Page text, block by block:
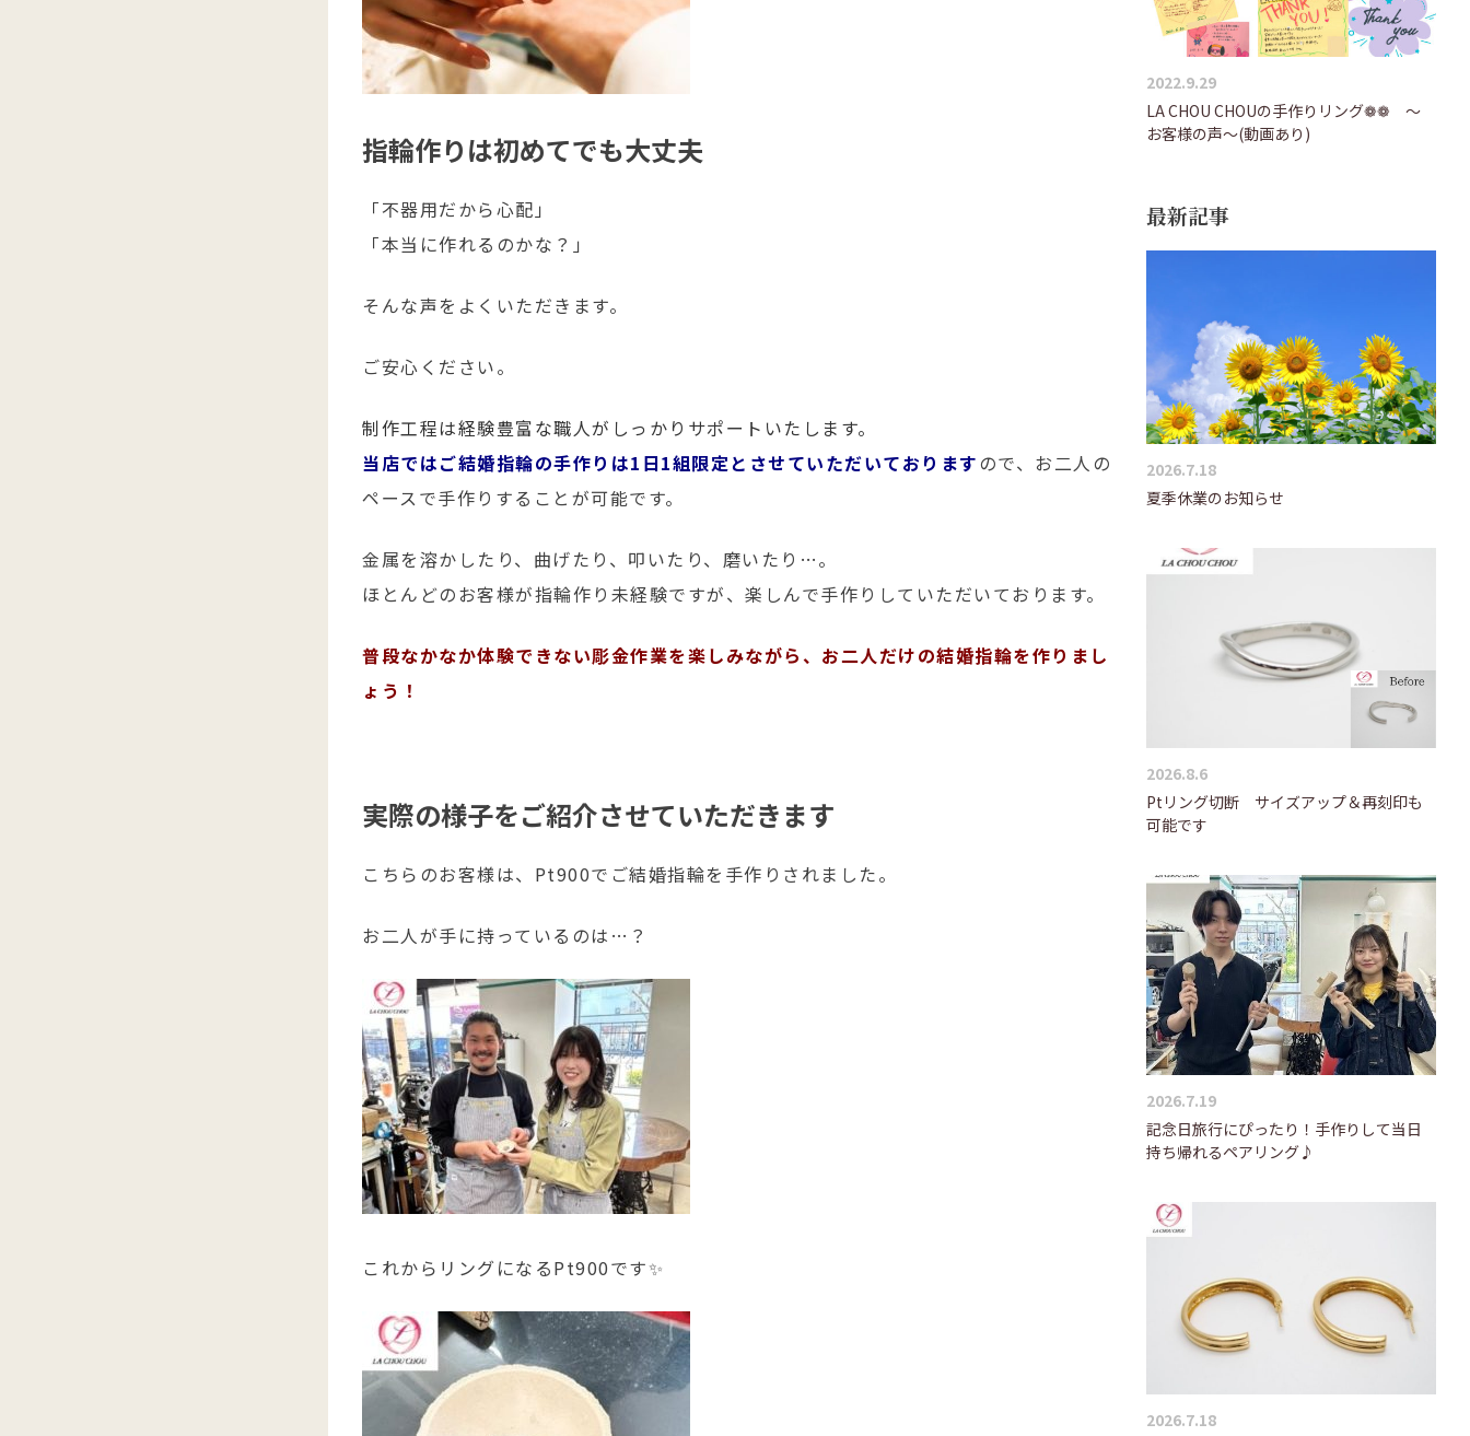
指輪作りは初めてでも大丈夫
「不器用だから心配」
「本当に作れるのかな？」
そんな声をよくいただきます。
ご安心ください。
制作工程は経験豊富な職人がしっかりサポートいたします。
当店ではご結婚指輪の手作りは1日1組限定とさせていただいております ので、お二人の
ペースで手作りすることが可能です。
金属を溶かしたり、曲げたり、叩いたり、磨いたり…。
ほとんどのお客様が指輪作り未経験ですが、楽しんで手作りしていただいております。
普段なかなか体験できない彫金作業を楽しみながら、お二人だけの結婚指輪を作りまし
ょう！
実際の様子をご紹介させていただきます
こちらのお客様は、Pt900でご結婚指輪を手作りされました。
お二人が手に持っているのは…？
これからリングになるPt900です✨
2022.9.29
LA CHOU CHOUの手作りリング❁❁ ～
お客様の声～(動画あり)
最新記事
2026.7.18
夏季休業のお知らせ
2026.8.6
Ptリング切断 サイズアップ＆再刻印も
可能です
2026.7.19
記念日旅行にぴったり！手作りして当日
持ち帰れるペアリング♪
2026.7.18